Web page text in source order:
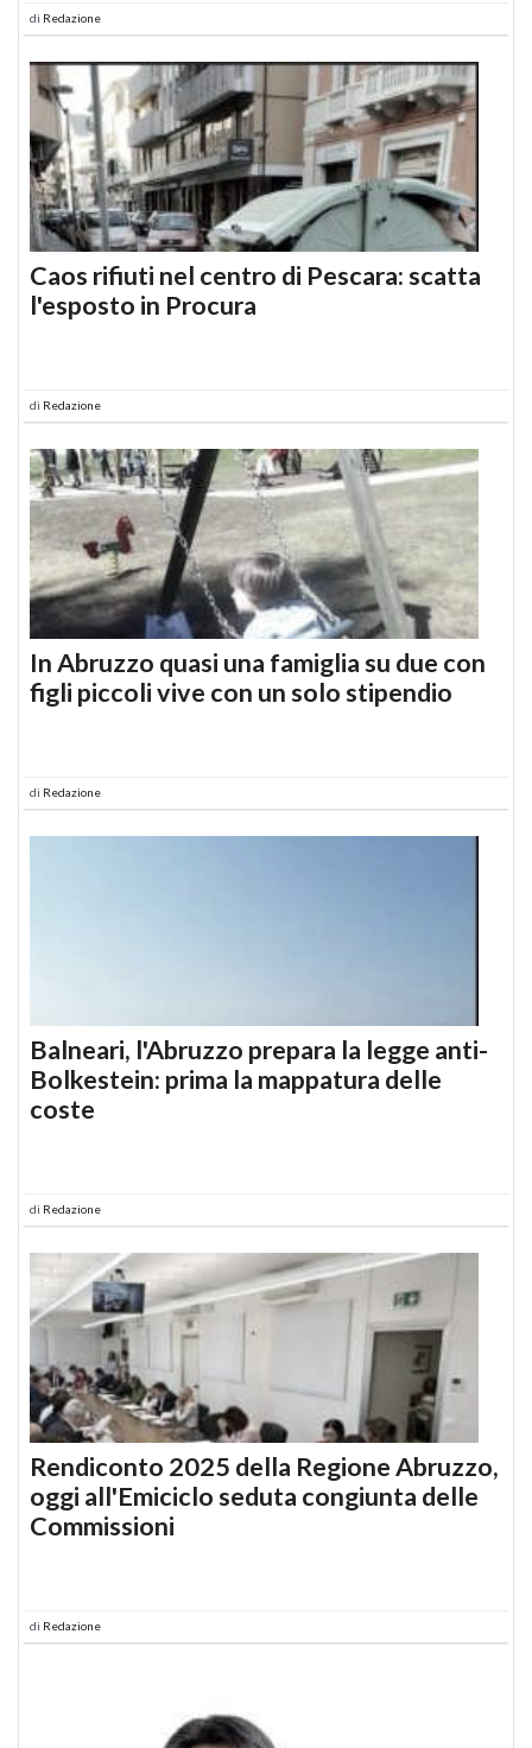
di Redazione
Caos rifiuti nel centro di Pescara: scatta
l'esposto in Procura
di Redazione
In Abruzzo quasi una famiglia su due con
figli piccoli vive con un solo stipendio
di Redazione
Balneari, l'Abruzzo prepara la legge anti-
Bolkestein: prima la mappatura delle
coste
di Redazione
Rendiconto 2025 della Regione Abruzzo,
oggi all'Emiciclo seduta congiunta delle
Commissioni
di Redazione